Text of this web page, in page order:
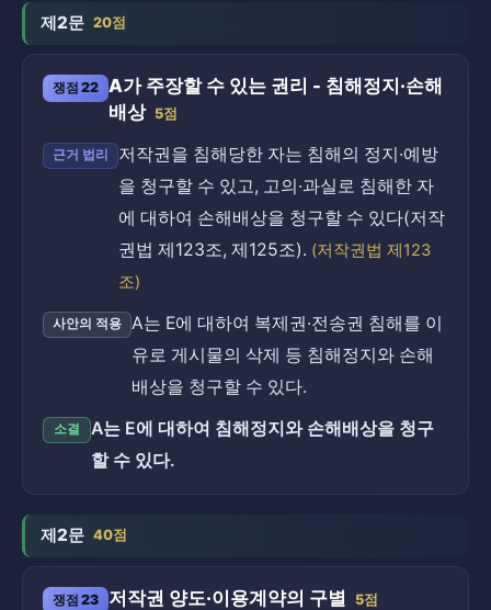
제2문 20점
쟁점 22 A가 주장할 수 있는 권리 - 침해정지·손해
배상 5점
근거 법리
저작권을 침해당한 자는 침해의 정지·예방
을 청구할 수 있고, 고의·과실로 침해한 자
에 대하여 손해배상을 청구할 수 있다(저작
권법 제123조, 제125조). (저작권법 제123
조)
사안의 적용
A는 E에 대하여 복제권·전송권 침해를 이
유로 게시물의 삭제 등 침해정지와 손해
배상을 청구할 수 있다.
소결
A는 E에 대하여 침해정지와 손해배상을 청구
할 수 있다.
제2문 40점
쟁점 23 저작권 양도·이용계약의 구별 5점